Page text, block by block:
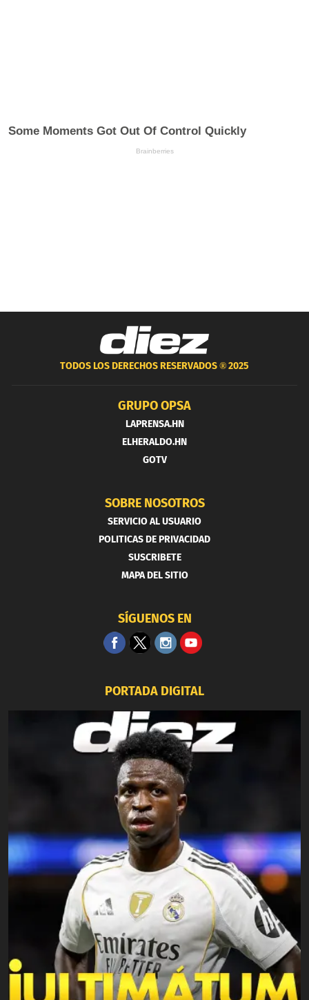
TODOS LOS DERECHOS RESERVADOS ®2025
GRUPO OPSA
LAPRENSA.HN
ELHERALDO.HN
GOTV
SOBRE NOSOTROS
SERVICIO AL USUARIO
POLITICAS DE PRIVACIDAD
SUSCRIBETE
MAPA DEL SITIO
SÍGUENOS EN
PORTADA DIGITAL